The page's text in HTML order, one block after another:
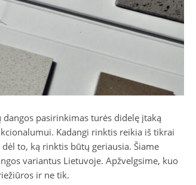
pasirinkimas turės didelę įtaką
Kadangi rinktis reikia iš tikrai
to, ką rinktis būtų geriausia. Šiame
variantus Lietuvoje. Apžvelgsime, kuo
ir ne tik.